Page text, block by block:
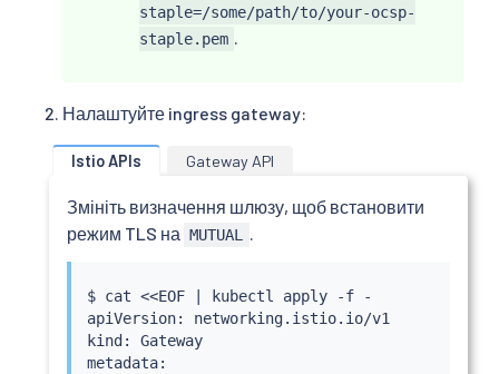
staple=/some/path/to/your-ocsp-
staple.pem .
Налаштуйте ingress gateway:
Istio APIs Gateway API
Змініть визначення шлюзу, щоб встановити
режим TLS на MUTUAL .
$ cat <<EOF kubectl
apply -f -
apiVersion: networking.istio.io/v1
kind: Gateway
metadata: